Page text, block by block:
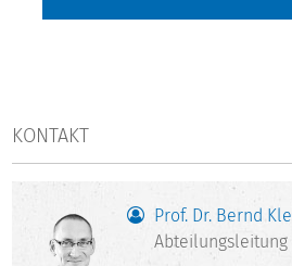
KONTAKT
Prof. Dr. Bernd
Abteilungsleitung